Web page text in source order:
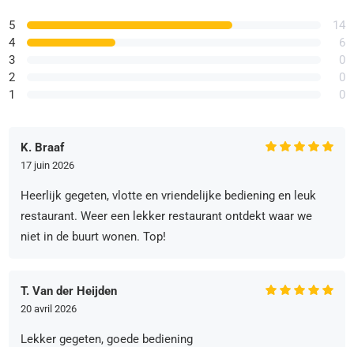
5
4
3
2
1
14
6
0
0
0
K. Braaf
17 juin 2026
Heerlijk gegeten, vlotte en vriendelijke bediening en leuk
restaurant. Weer een lekker restaurant ontdekt waar we
niet in de buurt wonen. Top!
T. Van der Heijden
20 avril 2026
Lekker gegeten, goede bediening